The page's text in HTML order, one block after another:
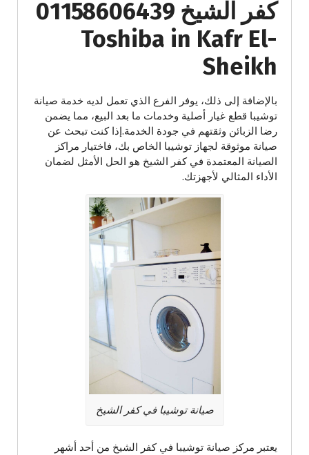
كفر الشيخ 01158606439
Toshiba in Kafr El-
Sheikh
بالإضافة إلى ذلك، يوفر الفرع الذي تعمل لديه خدمة صيانة
توشيبا قطع غيار أصلية وخدمات ما بعد البيع، مما يضمن
رضا الزبائن وثقتهم في جودة الخدمة.إذا كنت تبحث عن
صيانة موثوقة لجهاز توشيبا الخاص بك، فاختيار مراكز
الصيانة المعتمدة في كفر الشيخ هو الحل الأمثل لضمان
الأداء المثالي لأجهزتك.
صيانة توشيبا في كفر الشيخ
يعتبر مركز صيانة توشيبا في كفر الشيخ من أحد أشهر